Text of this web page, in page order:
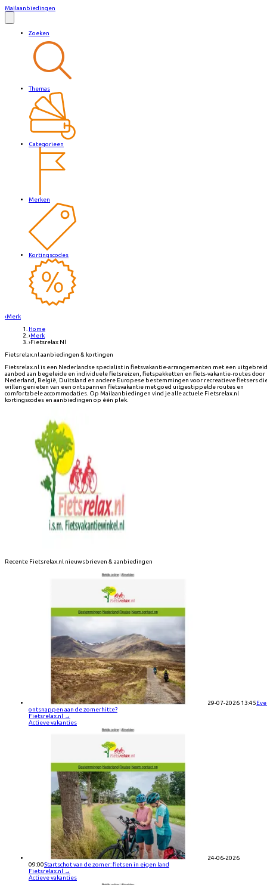
Mailaanbiedingen
Zoeken
Themas
Categorieen
Merken
Kortingscodes
‹Merk
Home
›Merk
›Fietsrelax Nl
Fietsrelax.nl aanbiedingen & kortingen
Fietsrelax.nl is een Nederlandse specialist in fietsvakantie-arrangementen met een uitgebreid
aanbod aan begeleide en individuele fietsreizen, fietspakketten en fiets-vakantie-routes door
Nederland, België, Duitsland en andere Europese bestemmingen voor recreatieve fietsers
willen genieten van een ontspannen fietsvakantie met goed uitgestippelde routes en
comfortabele accommodaties. Op Mailaanbiedingen vind je alle actuele Fietsrelax.nl
kortingscodes en aanbiedingen op één plek.
Recente Fietsrelax.nl nieuwsbrieven & aanbiedingen
29-07-2026 13:45
ontsnappen aan de zomerhitte?
Fietsrelax.nl →
Actieve vakanties
24-06-2026
09:00Startschot van de zomer: fietsen in eigen land
Fietsrelax.nl →
Actieve vakanties